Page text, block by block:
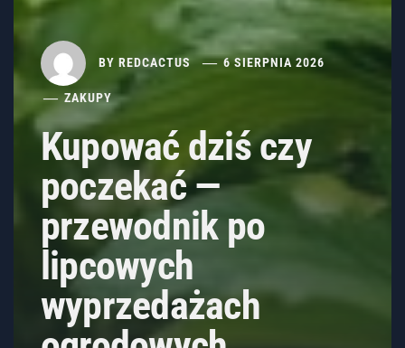
BY REDCACTUS 6 SIERPNIA 2026
ZAKUPY
Kupować dziś czy
poczekać —
przewodnik po
lipcowych
wyprzedażach